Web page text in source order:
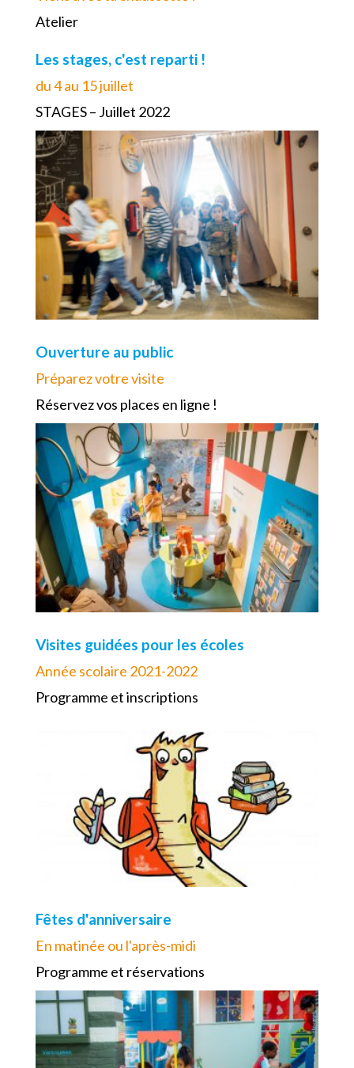
Atelier
Les stages, c'est reparti !
du 4 au 15 juillet
STAGES – Juillet 2022
Ouverture au public
Préparez votre visite
Réservez vos places en ligne !
Visites guidées pour les écoles
Année scolaire 2021-2022
Programme et inscriptions
Fêtes d'anniversaire
En matinée ou l'après-midi
Programme et réservations